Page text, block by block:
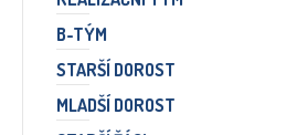
B-TÝM
STARŠÍ DOROST
MLADŠÍ DOROST